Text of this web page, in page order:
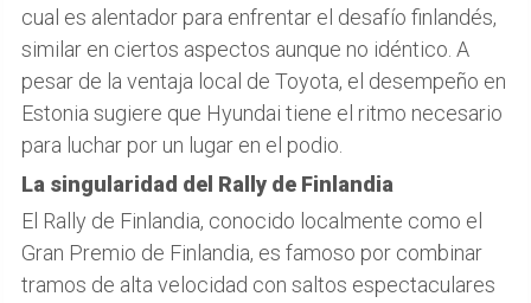
cual es alentador para enfrentar el desafío finlandés,
similar en ciertos aspectos aunque no idéntico. A
pesar de la ventaja local de Toyota, el desempeño en
Estonia sugiere que Hyundai tiene el ritmo necesario
para luchar por un lugar en el podio.
La singularidad del Rally de Finlandia
El Rally de Finlandia, conocido localmente como el
Gran Premio de Finlandia, es famoso por combinar
tramos de alta velocidad con saltos espectaculares